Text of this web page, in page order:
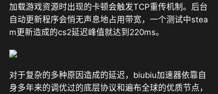
加载游戏资源时出现的卡顿会触发TCP重传机制。后台
自动更新程序会悄无声息地占用带宽，一个测试中stea
m更新造成的cs2延迟峰值就达到220ms。
对于复杂的多种原因造成的延迟，biubiu加速器依靠自
身多年来的调优过的底层协议和遍布全球的优质节点，